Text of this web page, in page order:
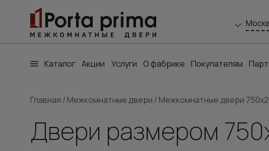
Каталог Акции Услуги О фабрике Покупателям
Главная / Межкомнатные двери / Межкомнатные двери
Двери размером